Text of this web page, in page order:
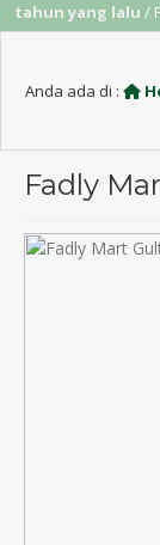
yang lalu/
Anda ada di :
Fadly